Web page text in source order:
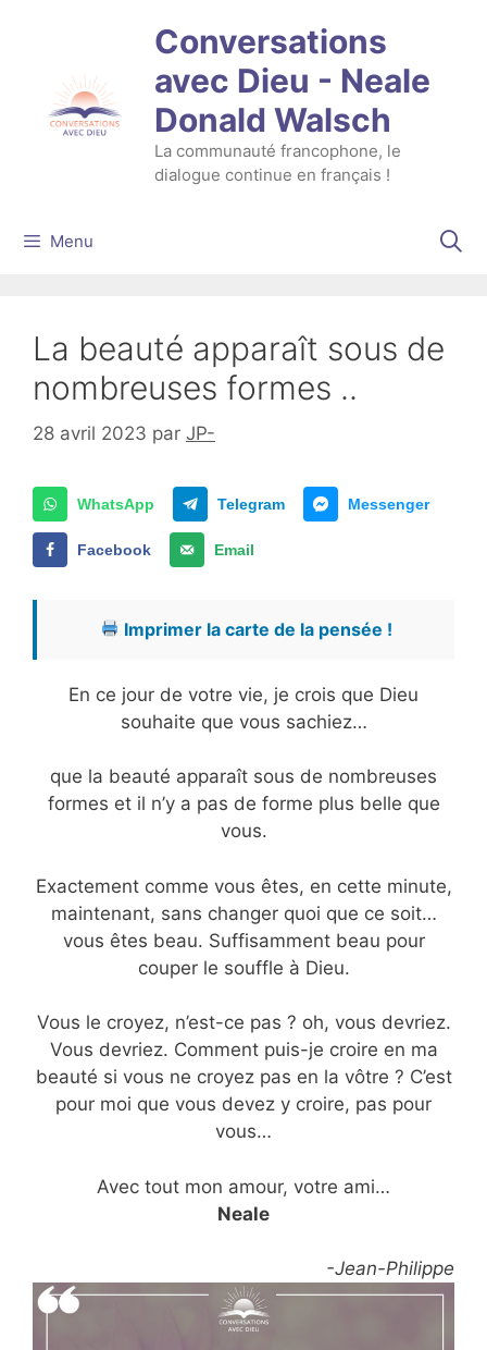
Conversations
avec Dieu - Neale
Donald Walsch
La communauté francophone, le
dialogue continue en français !
Menu
La beauté apparaît sous de
nombreuses formes ..
28 avril 2023 par JP-
WhatsApp Telegram Messenger
Facebook Email
Imprimer la carte de la pensée !
En ce jour de votre vie, je crois que Dieu
souhaite que vous sachiez…
que la beauté apparaît sous de nombreuses
formes et il n’y a pas de forme plus belle que
vous.
Exactement comme vous êtes, en cette minute,
maintenant, sans changer quoi que ce soit…
vous êtes beau. Suffisamment beau pour
couper le souffle à Dieu.
Vous le croyez, n’est-ce pas ? oh, vous devriez.
Vous devriez. Comment puis-je croire en ma
beauté si vous ne croyez pas en la vôtre ? C’est
pour moi que vous devez y croire, pas pour
vous…
Avec tout mon amour, votre ami…
Neale
-Jean-Philippe